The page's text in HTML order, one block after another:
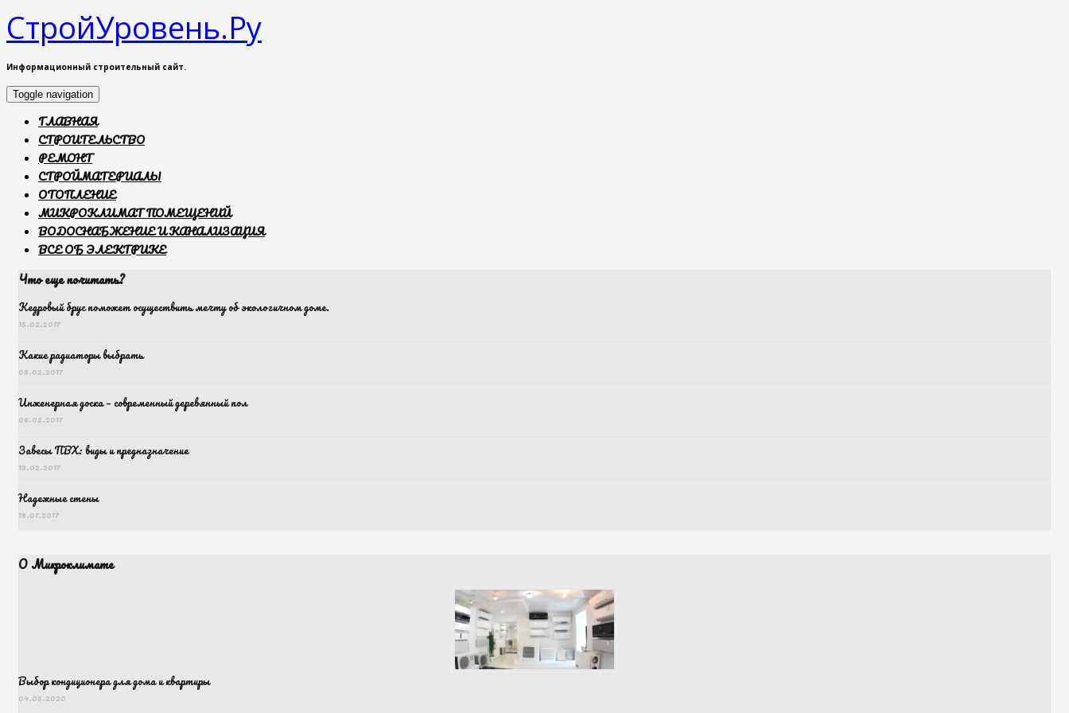
СтройУровень.Ру
Информационный строительный сайт.
Toggle navigation
ГЛАВНАЯ
СТРОИТЕЛЬСТВО
РЕМОНТ
СТРОЙМАТЕРИАЛЫ
ОТОПЛЕНИЕ
МИКРОКЛИМАТ ПОМЕЩЕНИЙ
ВОДОСНАБЖЕНИЕ И КАНАЛИЗАЦИЯ
ВСЕ ОБ ЭЛЕКТРИКЕ
Что еще почитать?
Кедровый брус поможет осуществить мечту об экологичном доме.
15.02.2017
Какие радиаторы выбрать
08.02.2017
Инженерная доска – современный деревянный пол
06.02.2017
Завесы ПВХ: виды и предназначение
13.02.2017
Надежные стены
18.07.2017
О Микроклимате
Выбор кондиционера для дома и квартиры
04.05.2020